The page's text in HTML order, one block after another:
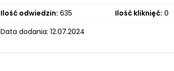
Ilość odwiedzin: 635 Ilość kliknięć: 0
Data dodania: 12.07.2024